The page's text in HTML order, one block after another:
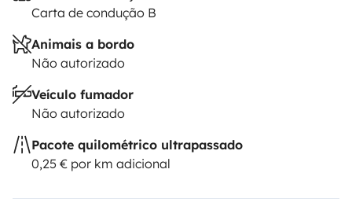
Carta de condução B
Animais a bordo
Não autorizado
Veículo fumador
Não autorizado
Pacote quilométrico ultrapassado
0,25 € por km adicional